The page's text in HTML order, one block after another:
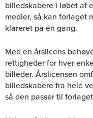
billedskabere i løbet af
medier, så kan forlaget
klareret på én gang.
Med en årslicens
rettigheder for hver
billeder. Årslicensen
billedskabere fra hele
så den passer til